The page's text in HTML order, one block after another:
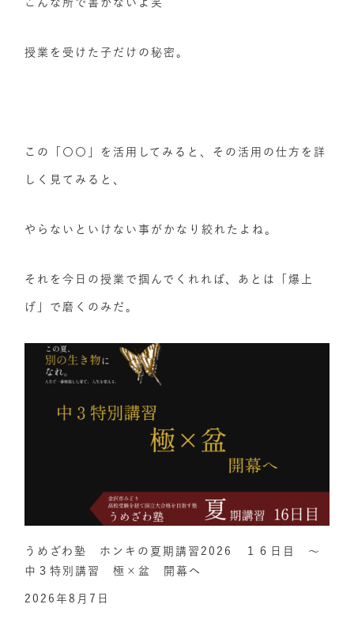
授業を受けた子だけの秘密。
この「〇〇」を活用してみると、その活用の仕方を詳
しく見てみると、
やらないといけない事がかなり絞れたよね。
それを今日の授業で掴んでくれれば、あとは「爆上
げ」で磨くのみだ。
うめざわ塾 ホンキの夏期講習2026 １６日目 ～
中３特別講習 極×盆 開幕へ
2026年8月7日